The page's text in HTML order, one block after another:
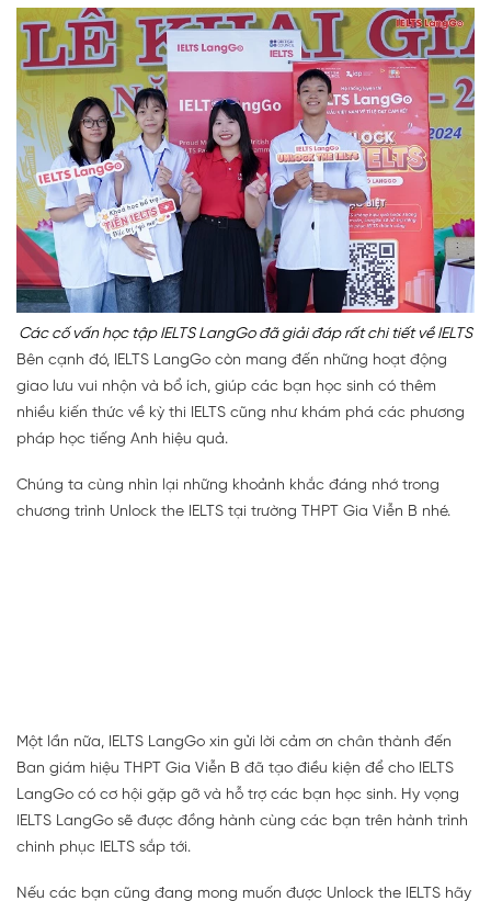
Các cố vấn học tập IELTS LangGo đã giải đáp rất chi tiết về IELTS
Bên cạnh đó, IELTS LangGo còn mang đến những hoạt động
giao lưu vui nhộn và bổ ích, giúp các bạn học sinh có thêm
nhiều kiến thức về kỳ thi IELTS cũng như khám phá các phương
pháp học tiếng Anh hiệu quả.
Chúng ta cùng nhìn lại những khoảnh khắc đáng nhớ trong
chương trình Unlock the IELTS tại trường THPT Gia Viễn B nhé.
Một lần nữa, IELTS LangGo xin gửi lời cảm ơn chân thành đến
Ban giám hiệu THPT Gia Viễn B đã tạo điều kiện để cho IELTS
LangGo có cơ hội gặp gỡ và hỗ trợ các bạn học sinh. Hy vọng
IELTS LangGo sẽ được đồng hành cùng các bạn trên hành trình
chinh phục IELTS sắp tới.
Nếu các bạn cũng đang mong muốn được Unlock the IELTS hãy